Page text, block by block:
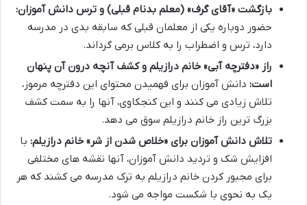
بازگشت «آقای گرف» (معلم بدنام قبلی) و ترس دانش آموزان:
حضور دوباره یکی از معلمان قبلی که سابقه بدی در مدرسه
دارد، ترس و اضطراب را به کلاس برمی گرداند.
راز «دفترچه آبی» خانم درازیلم و کشف آنچه درون آن پنهان
است: دانش آموزان برای فهمیدن محتوای این دفترچه مرموز،
تلاش زیادی می کنند و این کنجکاوی، آنها را به سمت کشف
بزرگ ترین راز خانم درازیلم سوق می دهد.
تلاش دانش آموزان برای «خلاص شدن از شر» خانم درازیلم: با
افزایش شک و تردید دانش آموزان، آنها نقشه های مختلفی
برای مجبور کردن خانم درازیلم به ترک مدرسه می کشند که هر
یک به نحوی با شکست مواجه می شود.